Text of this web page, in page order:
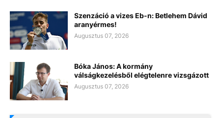
Szenzáció a vizes Eb-n: Betlehem Dávid
aranyérmes!
Augusztus 07, 2026
Bóka János: A kormány
válságkezelésből elégtelenre vizsgázott
Augusztus 07, 2026